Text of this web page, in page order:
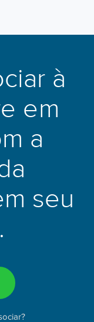
à
em
a
seu